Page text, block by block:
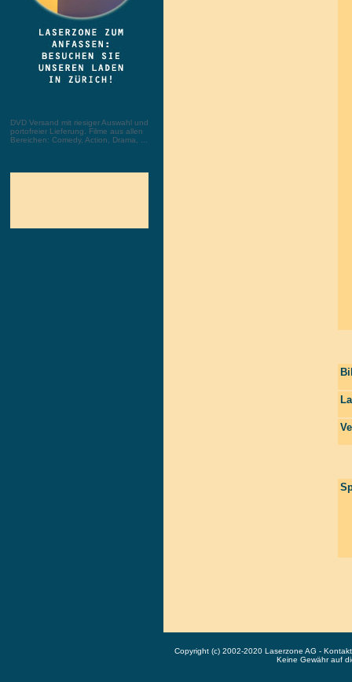
DVD Versand mit riesiger Auswahl und
portofreier Lieferung. Filme aus allen
Bereichen: Comedy, Action, Drama, ...
Copyright (c) 2002-2020 Laserzone AG -
Keine Gewähr auf